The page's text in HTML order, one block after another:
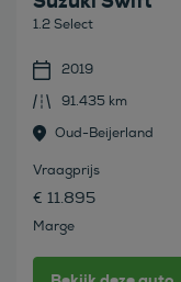
1.2 Select
2019
91.435 km
Oud-Beijerland
Vraagprijs
€ 11.895
Marge